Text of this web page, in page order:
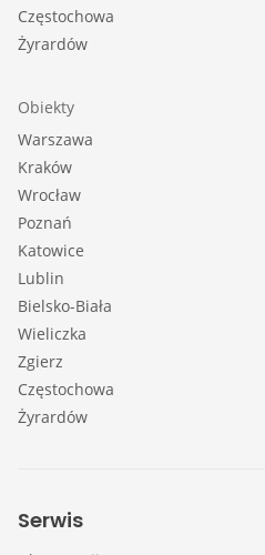
Częstochowa
Żyrardów
Obiekty
Warszawa
Kraków
Wrocław
Poznań
Katowice
Lublin
Bielsko-Biała
Wieliczka
Zgierz
Częstochowa
Żyrardów
Serwis